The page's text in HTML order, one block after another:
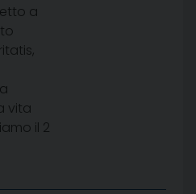
a
vita
il 2